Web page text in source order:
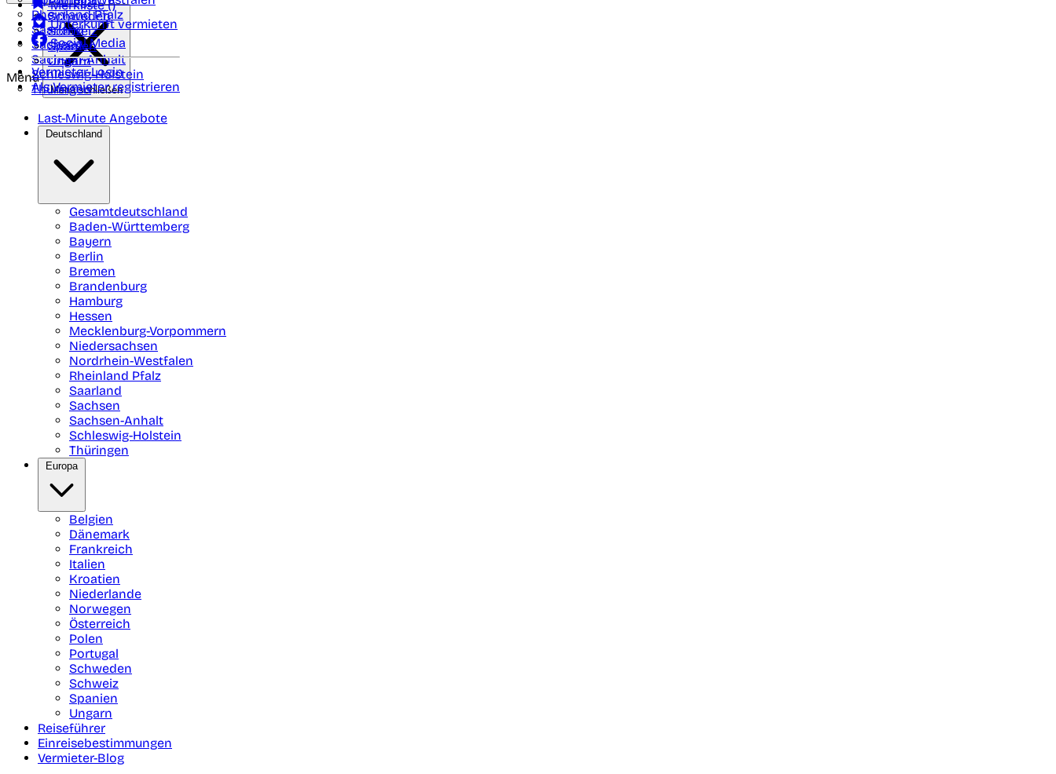
Rheinland Pfalz
Saarland
Sachsen
Sachsen-Anhalt
Schleswig-Holstein
Thüringen
Schweden
Schweiz
Spanien
Ungarn
Merkliste ()
Unterkunft vermieten
Social Media
Vermieter-Login
Als Vermieter registrieren
Menü
Menü schließen
Last-Minute Angebote
Deutschland
Gesamtdeutschland
Baden-Württemberg
Bayern
Berlin
Bremen
Brandenburg
Hamburg
Hessen
Mecklenburg-Vorpommern
Niedersachsen
Nordrhein-Westfalen
Rheinland Pfalz
Saarland
Sachsen
Sachsen-Anhalt
Schleswig-Holstein
Thüringen
Europa
Belgien
Dänemark
Frankreich
Italien
Kroatien
Niederlande
Norwegen
Österreich
Polen
Portugal
Schweden
Schweiz
Spanien
Ungarn
Reiseführer
Einreisebestimmungen
Vermieter-Blog